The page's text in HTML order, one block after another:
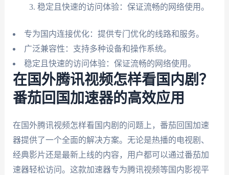
稳定且快速的访问体验：保证流畅的网络使用。
专为国内连接优化：提供专门优化的线路和服务。
广泛兼容性：支持多种设备和操作系统。
稳定且快速的访问体验：保证流畅的网络使用。
在国外腾讯视频怎样看国内剧？
番茄回国加速器的高效应用
在国外腾讯视频怎样看国内剧的问题上，番茄回国加速
器提供了一个全面的解决方案。无论是热播的电视剧、
经典影片还是最新上线的内容，用户都可以通过番茄加
速器轻松访问。这款加速器专为腾讯视频等国内影视平